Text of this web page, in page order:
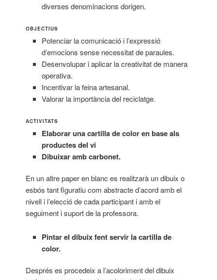
diverses denominacions dorigen.
OBJECTIUS
Potenciar la comunicació i l’expressió
d’emocions sense necessitat de paraules.
Desenvolupar i aplicar la creativitat de manera
operativa.
Incentivar la feina artesanal.
Valorar la importància del reciclatge.
ACTIVITATS
Elaborar una cartilla de color en base als
productes del vi
Dibuixar amb carbonet.
En un altre paper en blanc es realitzarà un dibuix o
esbós tant figuratiu com abstracte d’acord amb el
nivell i l’elecció de cada participant i amb el
seguiment i suport de la professora.
Pintar el dibuix fent servir la cartilla de
color.
Després es procedeix a l’acoloriment del dibuix